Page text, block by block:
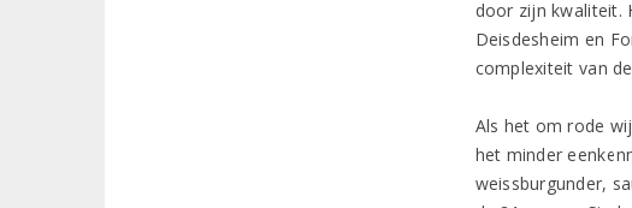
door zijn kwaliteit.
Deisdesheim en
complexiteit van
Als het om rode
het minder
weissburgunder,